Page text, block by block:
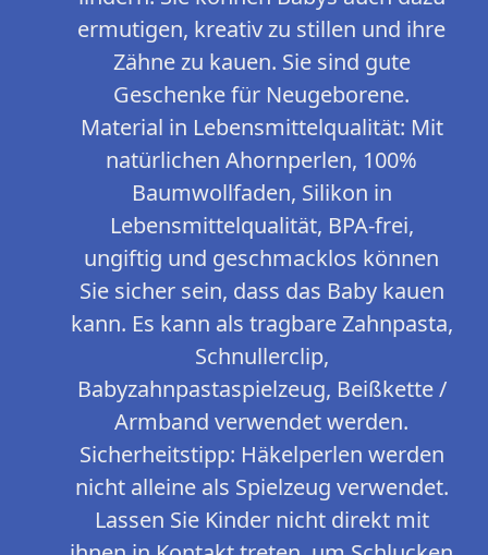
ermutigen, kreativ zu stillen und ihre
Zähne zu kauen. Sie sind gute
Geschenke für Neugeborene.
Material in Lebensmittelqualität: Mit
natürlichen Ahornperlen, 100%
Baumwollfaden, Silikon in
Lebensmittelqualität, BPA-frei,
ungiftig und geschmacklos können
Sie sicher sein, dass das Baby kauen
kann. Es kann als tragbare Zahnpasta,
Schnullerclip,
Babyzahnpastaspielzeug, Beißkette /
Armband verwendet werden.
Sicherheitstipp: Häkelperlen werden
nicht alleine als Spielzeug verwendet.
Lassen Sie Kinder nicht direkt mit